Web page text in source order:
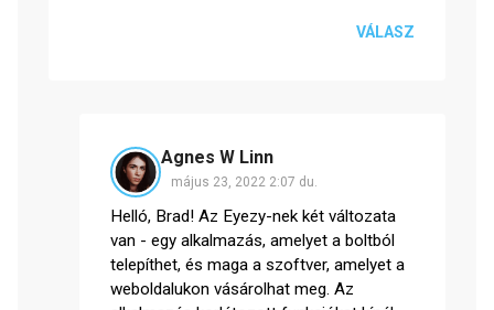
VÁLASZ
Agnes W Linn
május 23, 2022 2:07 du.
Helló, Brad! Az Eyezy-nek két változata
van - egy alkalmazás, amelyet a boltból
telepíthet, és maga a szoftver, amelyet a
weboldalukon vásárolhat meg. Az